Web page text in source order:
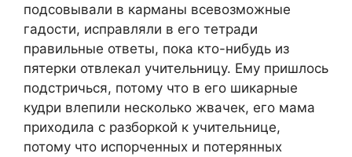
подсовывали в карманы всевозможные
гадости, исправляли в его тетради
правильные ответы, пока кто-нибудь из
пятерки отвлекал учительницу. Ему пришлось
подстричься, потому что в его шикарные
кудри влепили несколько жвачек, его мама
приходила с разборкой к учительнице,
потому что испорченных и потерянных